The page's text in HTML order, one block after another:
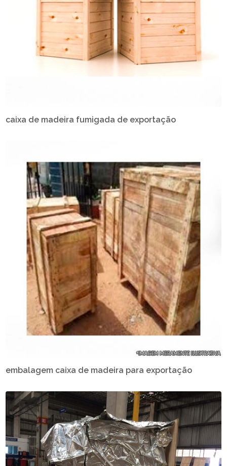
caixa de madeira fumigada de exportação
embalagem caixa de madeira para exportação